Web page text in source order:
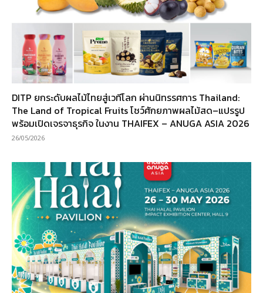
DITP ยกระดับผลไม้ไทยสู่เวทีโลก ผ่านนิทรรศการ Thailand:
The Land of Tropical Fruits โชว์ศักยภาพผลไม้สด–แปรรูป
พร้อมเปิดเจรจาธุรกิจ ในงาน THAIFEX – ANUGA ASIA 2026
26/05/2026